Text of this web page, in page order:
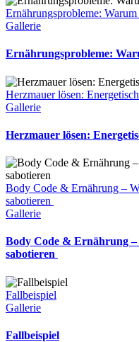
Ernährungsprobleme:
Gallerie
Ernährungsprobleme:
Herzmauer lösen:
Gallerie
Herzmauer lösen:
Body Code & Ernährung –
sabotieren
Gallerie
Body Code & Ernährung –
sabotieren
Fallbeispiel
Gallerie
Fallbeispiel